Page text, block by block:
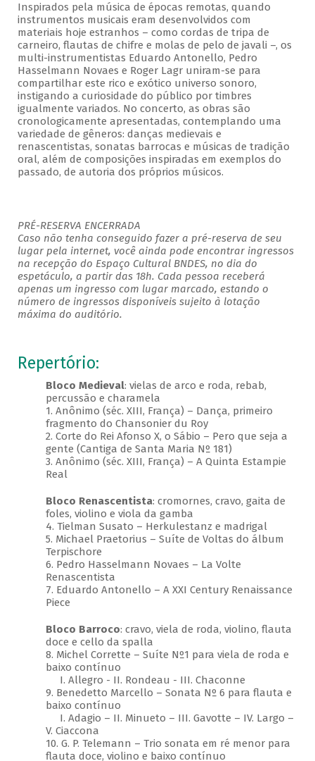
Inspirados pela música de épocas remotas, quando
instrumentos musicais eram desenvolvidos com
materiais hoje estranhos – como cordas de tripa de
carneiro, flautas de chifre e molas de pelo de javali –, os
multi-instrumentistas Eduardo Antonello, Pedro
Hasselmann Novaes e Roger Lagr uniram-se para
compartilhar este rico e exótico universo sonoro,
instigando a curiosidade do público por timbres
igualmente variados. No concerto, as obras são
cronologicamente apresentadas, contemplando uma
variedade de gêneros: danças medievais e
renascentistas, sonatas barrocas e músicas de tradição
oral, além de composições inspiradas em exemplos do
passado, de autoria dos próprios músicos.
PRÉ-RESERVA ENCERRADA
Caso não tenha conseguido fazer a pré-reserva de seu
lugar pela internet, você ainda pode encontrar ingressos
na recepção do Espaço Cultural BNDES, no dia do
espetáculo, a partir das 18h. Cada pessoa receberá
apenas um ingresso com lugar marcado, estando o
número de ingressos disponíveis sujeito à lotação
máxima do auditório.
Repertório:
Bloco Medieval: vielas de arco e roda, rebab,
percussão e charamela
1. Anônimo (séc. XIII, França) – Dança, primeiro
fragmento do Chansonier du Roy
2. Corte do Rei Afonso X, o Sábio – Pero que seja a
gente (Cantiga de Santa Maria Nº 181)
3. Anônimo (séc. XIII, França) – A Quinta Estampie
Real
Bloco Renascentista: cromornes, cravo, gaita de
foles, violino e viola da gamba
4. Tielman Susato – Herkulestanz e madrigal
5. Michael Praetorius – Suíte de Voltas do álbum
Terpischore
6. Pedro Hasselmann Novaes – La Volte
Renascentista
7. Eduardo Antonello – A XXI Century Renaissance
Piece
Bloco Barroco: cravo, viela de roda, violino, flauta
doce e cello da spalla
8. Michel Corrette – Suíte Nº1 para viela de roda e
baixo contínuo
I. Allegro - II. Rondeau - III. Chaconne
9. Benedetto Marcello – Sonata Nº 6 para flauta e
baixo contínuo
I. Adagio – II. Minueto – III. Gavotte – IV. Largo –
V. Ciaccona
10. G. P. Telemann – Trio sonata em ré menor para
flauta doce, violino e baixo contínuo